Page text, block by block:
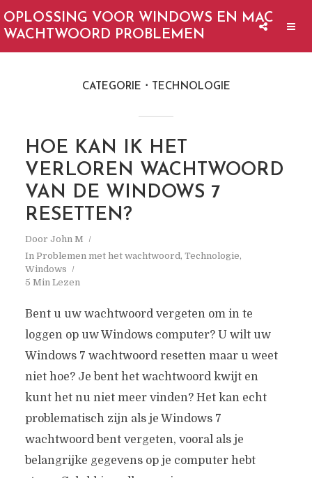
OPLOSSING VOOR WINDOWS EN MAC
WACHTWOORD PROBLEMEN
CATEGORIE TECHNOLOGIE
HOE KAN IK HET
VERLOREN WACHTWOORD
VAN DE WINDOWS 7
RESETTEN?
Door John M
In Problemen met het wachtwoord, Technologie,
Windows
5 Min Lezen
Bent u uw wachtwoord vergeten om in te
loggen op uw Windows computer? U wilt uw
Windows 7 wachtwoord resetten maar u weet
niet hoe? Je bent het wachtwoord kwijt en
kunt het nu niet meer vinden? Het kan echt
problematisch zijn als je Windows 7
wachtwoord bent vergeten, vooral als je
belangrijke gegevens op je computer hebt